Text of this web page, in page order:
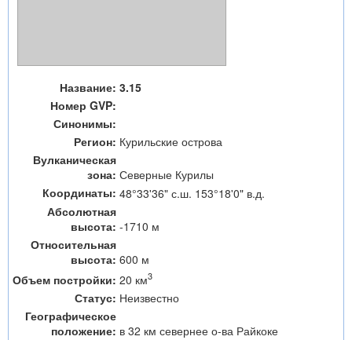
Название: 3.15
Номер GVP:
Синонимы:
Регион: Курильские острова
Вулканическая
зона: Северные Курилы
Координаты: 48°33'36" с.ш. 153°18'0" в.д.
Абсолютная
высота: -1710 м
Относительная
высота: 600 м
Объем постройки: 20 км3
Статус: Неизвестно
Географическое
положение: в 32 км севернее о-ва Райкоке